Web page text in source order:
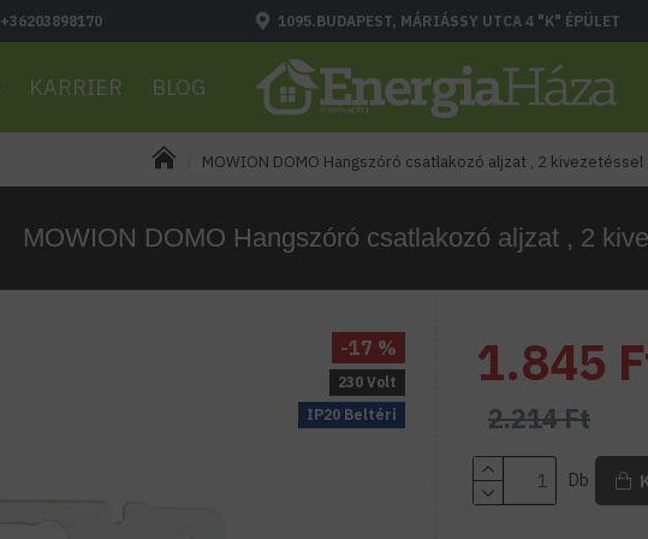
+36203898170 1095.BUDAPEST, MÁRIÁSSY UTCA 4 "K" ÉPÜLET
KARRIER BLOG
MOWION DOMO Hangszóró csatlakozó aljzat , 2 kivezetéssel
MOWION DOMO Hangszóró csatlakozó aljzat , 2
IP20 Beltéri
230 Volt
-17 % 1.845
2.214 Ft
Db